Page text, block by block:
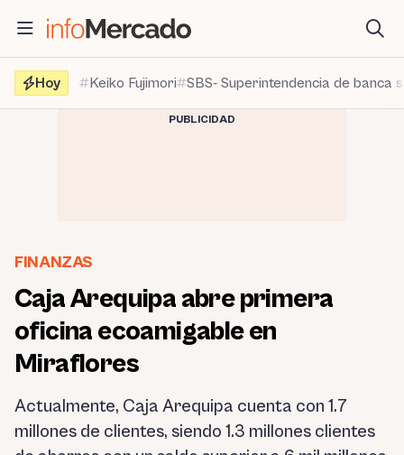
contenido
Hoy
Keiko Fujimori SBS- Superintendencia de banca
PUBLICIDAD
FINANZAS
Caja Arequipa abre primera
oficina ecoamigable en
Miraflores
Actualmente, Caja Arequipa cuenta con 1.7
millones de clientes, siendo 1.3 millones clientes